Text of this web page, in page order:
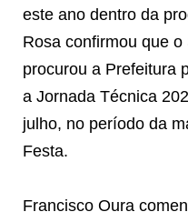
este ano dentro da
Rosa confirmou que
procurou a Prefeitura
a Jornada Técnica
julho, no período da
Festa.
Francisco Oura